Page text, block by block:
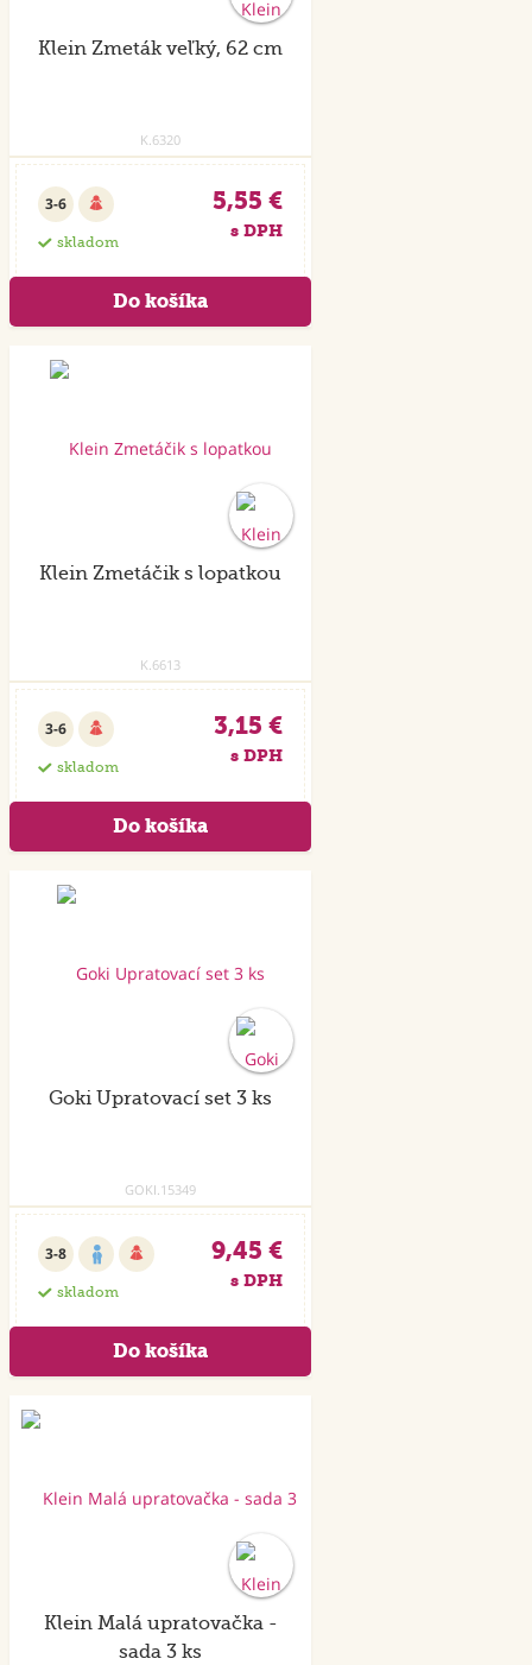
Klein Zmeták veľký, 62 cm
K.6320
3-6
skladom
5,55 €
s DPH
Klein Zmetáčik s lopatkou
K.6613
3-6
skladom
3,15 €
s DPH
Goki Upratovací set 3 ks
GOKI.15349
3-8
skladom
9,45 €
s DPH
Klein Malá upratovačka -
sada 3 ks